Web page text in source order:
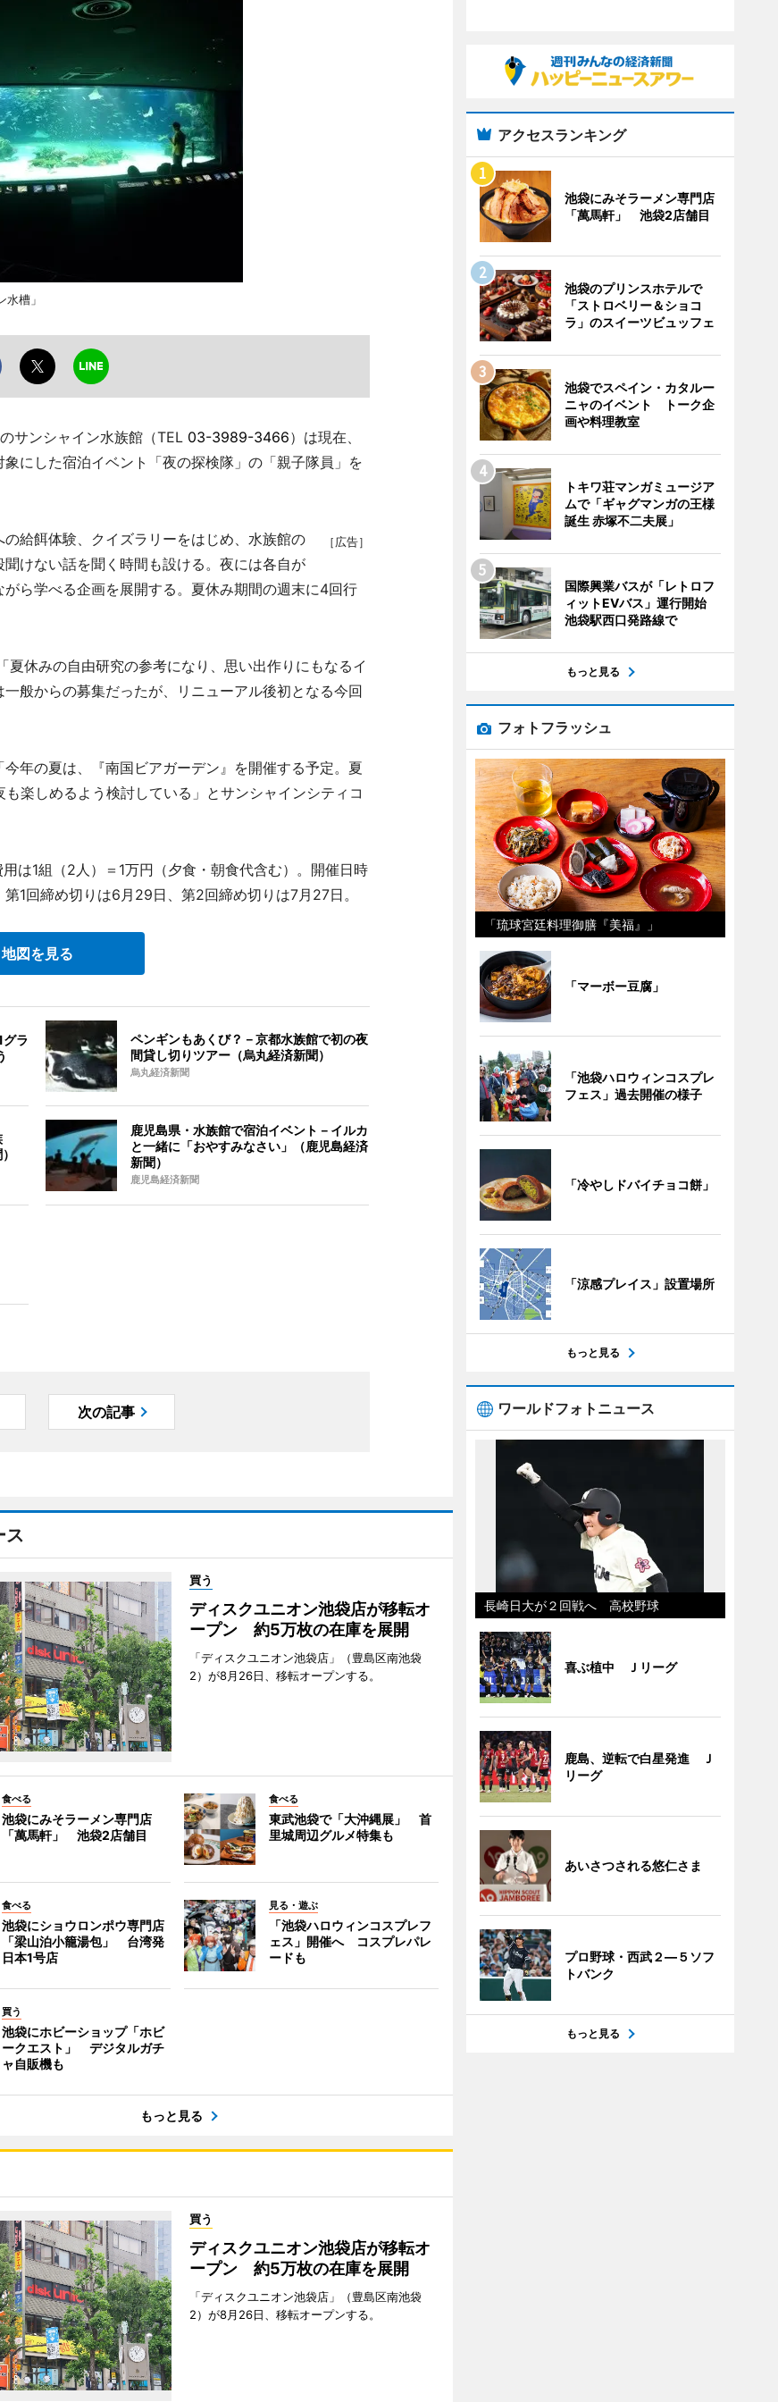
槽」
サンシャイン水族館（TEL 03-3989-3466）は現在、
にした宿泊イベント「夜の探検隊」の「親子隊員」を
［広告］
給餌体験、クイズラリーをはじめ、水族館の
けない話を聞く時間も設ける。夜には各自が
ら学べる企画を展開する。夏休み期間の週末に4回行
休みの自由研究の参考になり、思い出作りにもなるイ
般からの募集だったが、リニューアル後初となる今回
年の夏は、『南国ビアガーデン』を開催する予定。夏
楽しめるよう検討している」とサンシャインシティコ
は1組（2人）＝1万円（夕食・朝食代含む）。開催日時
1回締め切りは6月29日、第2回締め切りは7月27日。
地図を見る
グラ
ペンギンもあくび？－京都水族館で初の夜
間貸し切りツアー（烏丸経済新聞）
烏丸経済新聞
鹿児島県・水族館で宿泊イベント－イルカ
と一緒に「おやすみなさい」（鹿児島経済
新聞）
鹿児島経済新聞
次の記事
ス
買う
ディスクユニオン池袋店が移転オ
ープン 約5万枚の在庫を展開
「ディスクユニオン池袋店」（豊島区南池袋
2）が8月26日、移転オープンする。
食べる
池袋にみそラーメン専門店
「萬馬軒」 池袋2店舗目
食べる
東武池袋で「大沖縄展」 首
里城周辺グルメ特集も
食べる
池袋にショウロンポウ専門店
「梁山泊小籠湯包」 台湾発
日本1号店
見る・遊ぶ
「池袋ハロウィンコスプレフ
ェス」開催へ コスプレパレ
ードも
買う
池袋にホビーショップ「ホビ
ークエスト」 デジタルガチ
ャ自販機も
もっと見る
買う
ディスクユニオン池袋店が移転オ
ープン 約5万枚の在庫を展開
「ディスクユニオン池袋店」（豊島区南池袋
2）が8月26日、移転オープンする。
アクセスランキング
池袋にみそラーメン専門店
「萬馬軒」 池袋2店舗目
池袋のプリンスホテルで
「ストロベリー＆ショコ
ラ」のスイーツビュッフェ
池袋でスペイン・カタルー
ニャのイベント トーク企
画や料理教室
トキワ荘マンガミュージア
ムで「ギャグマンガの王様
誕生 赤塚不二夫展」
国際興業バスが「レトロフ
ィットEVバス」運行開始
池袋駅西口発路線で
もっと見る
フォトフラッシュ
「琉球宮廷料理御膳『美福』」
「マーボー豆腐」
「池袋ハロウィンコスプレ
フェス」過去開催の様子
「冷やしドバイチョコ餅」
「涼感プレイス」設置場所
もっと見る
ワールドフォトニュース
長崎日大が２回戦へ 高校野球
喜ぶ植中 Ｊリーグ
鹿島、逆転で白星発進 Ｊ
リーグ
あいさつされる悠仁さま
プロ野球・西武２―５ソフ
トバンク
もっと見る